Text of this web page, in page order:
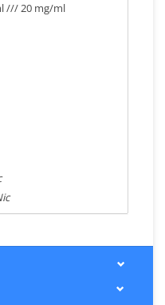
/// 20 mg/ml